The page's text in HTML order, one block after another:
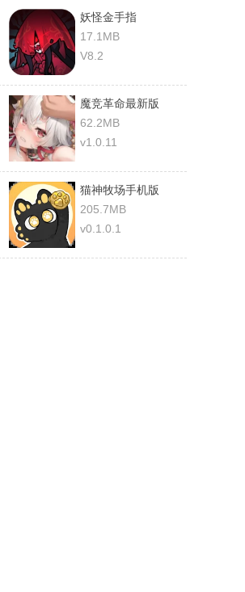
妖怪金手指
17.1MB
V8.2
魔竞革命最新版
62.2MB
v1.0.11
猫神牧场手机版
205.7MB
v0.1.0.1